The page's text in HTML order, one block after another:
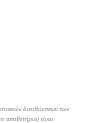
διευθύνσεων των
αποθετήριο) είναι